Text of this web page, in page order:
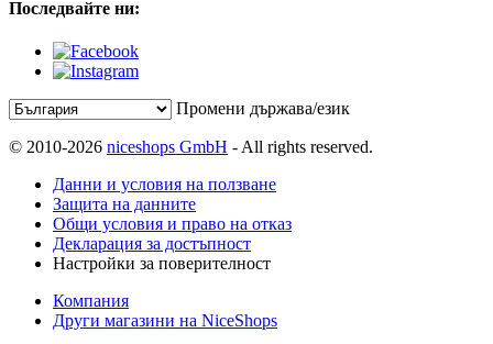
Последвайте ни:
Промени държава/език
© 2010-2026 niceshops GmbH - All rights reserved.
Данни и условия на ползване
Защита на данните
Общи условия и право на отказ
Декларация за достъпност
Настройки за поверителност
Компания
Други магазини на NiceShops